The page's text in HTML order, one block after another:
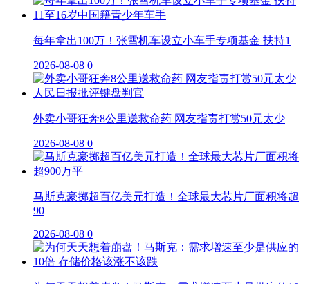
每年拿出100万！张雪机车设立小车手专项基金 扶持1
2026-08-08 0
外卖小哥狂奔8公里送救命药 网友指责打赏50元太少
2026-08-08 0
马斯克豪掷超百亿美元打造！全球最大芯片厂面积将超
90
2026-08-08 0